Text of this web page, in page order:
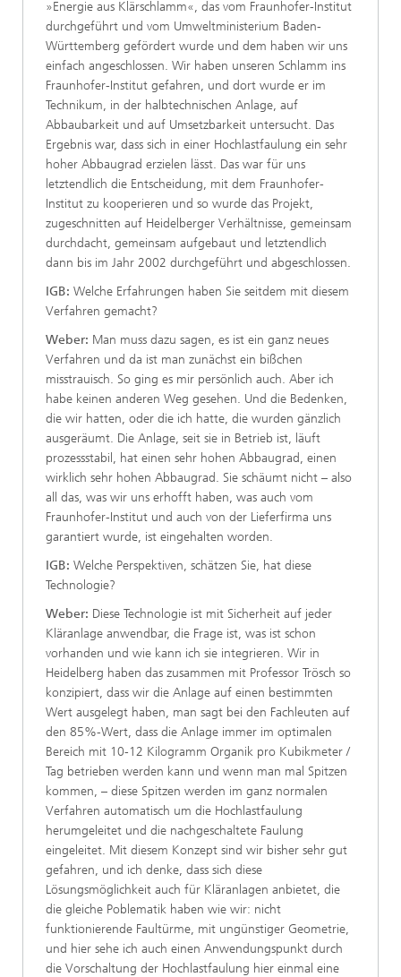
»Energie aus Klärschlamm«, das vom Fraunhofer-Institut
durchgeführt und vom Umweltministerium Baden-
Württemberg gefördert wurde und dem haben wir uns
einfach angeschlossen. Wir haben unseren Schlamm ins
Fraunhofer-Institut gefahren, und dort wurde er im
Technikum, in der halbtechnischen Anlage, auf
Abbaubarkeit und auf Umsetzbarkeit untersucht. Das
Ergebnis war, dass sich in einer Hochlastfaulung ein sehr
hoher Abbaugrad erzielen lässt. Das war für uns
letztendlich die Entscheidung, mit dem Fraunhofer-
Institut zu kooperieren und so wurde das Projekt,
zugeschnitten auf Heidelberger Verhältnisse, gemeinsam
durchdacht, gemeinsam aufgebaut und letztendlich
dann bis im Jahr 2002 durchgeführt und abgeschlossen.
IGB: Welche Erfahrungen haben Sie seitdem mit diesem
Verfahren gemacht?
Weber: Man muss dazu sagen, es ist ein ganz neues
Verfahren und da ist man zunächst ein bißchen
misstrauisch. So ging es mir persönlich auch. Aber ich
habe keinen anderen Weg gesehen. Und die Bedenken,
die wir hatten, oder die ich hatte, die wurden gänzlich
ausgeräumt. Die Anlage, seit sie in Betrieb ist, läuft
prozessstabil, hat einen sehr hohen Abbaugrad, einen
wirklich sehr hohen Abbaugrad. Sie schäumt nicht – also
all das, was wir uns erhofft haben, was auch vom
Fraunhofer-Institut und auch von der Lieferfirma uns
garantiert wurde, ist eingehalten worden.
IGB: Welche Perspektiven, schätzen Sie, hat diese
Technologie?
Weber: Diese Technologie ist mit Sicherheit auf jeder
Kläranlage anwendbar, die Frage ist, was ist schon
vorhanden und wie kann ich sie integrieren. Wir in
Heidelberg haben das zusammen mit Professor Trösch so
konzipiert, dass wir die Anlage auf einen bestimmten
Wert ausgelegt haben, man sagt bei den Fachleuten auf
den 85%-Wert, dass die Anlage immer im optimalen
Bereich mit 10-12 Kilogramm Organik pro Kubikmeter /
Tag betrieben werden kann und wenn man mal Spitzen
kommen, – diese Spitzen werden im ganz normalen
Verfahren automatisch um die Hochlastfaulung
herumgeleitet und die nachgeschaltete Faulung
eingeleitet. Mit diesem Konzept sind wir bisher sehr gut
gefahren, und ich denke, dass sich diese
Lösungsmöglichkeit auch für Kläranlagen anbietet, die
die gleiche Poblematik haben wie wir: nicht
funktionierende Faultürme, mit ungünstiger Geometrie,
und hier sehe ich auch einen Anwendungspunkt durch
die Vorschaltung der Hochlastfaulung hier einmal eine